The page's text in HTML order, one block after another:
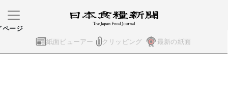
紙面ビューアー クリッピング 最新の紙面
ページ